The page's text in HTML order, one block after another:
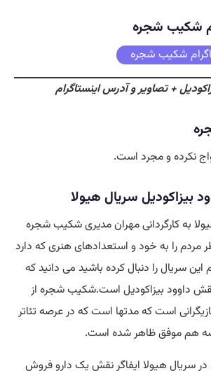
شکیب شجره
شکیب شجره
+ تصاویر و آدرس اینستاگرام
نکرده و مجرد است.
بیزاکودیل سریال هیولا
به کارگردانی مهران مدیری شکیب شجره
را به خود و استعدادهای هنری که دارد
سریال را دنبال کرده باشید می دانید که
داوود بیزاکودیل است.شکیب شجره از
است که مدتها است که در عرصه تئاتر
هم موفق ظاهر شده است.
سریال هیولا ایفاگر نقش یک دارو فروش